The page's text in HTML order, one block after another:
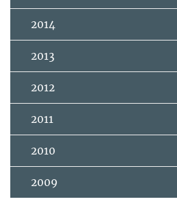
2014
2013
2012
2011
2010
2009